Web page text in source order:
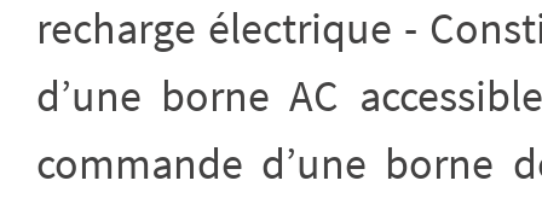
recharge électrique -
d’une borne AC
commande d’une borne